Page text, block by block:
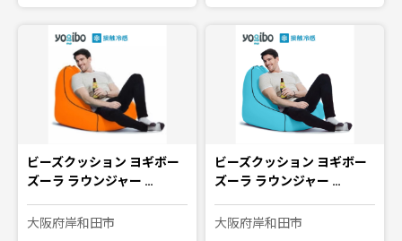
ビーズクッション ヨギボー
ズーラ ラウンジャー …
大阪府岸和田市
ビーズクッション ヨギボー
ズーラ ラウンジャー …
大阪府岸和田市